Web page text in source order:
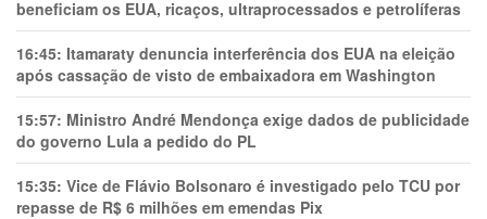
beneficiam os EUA, ricaços, ultraprocessados e petrolíferas
16:45: Itamaraty denuncia interferência dos EUA na eleição
após cassação de visto de embaixadora em Washington
15:57: Ministro André Mendonça exige dados de publicidade
do governo Lula a pedido do PL
15:35: Vice de Flávio Bolsonaro é investigado pelo TCU por
repasse de R$ 6 milhões em emendas Pix